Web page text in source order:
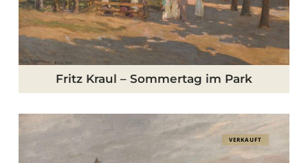
Fritz Kraul – Sommertag im Park
Christian
Benjamin
VERKAUFT